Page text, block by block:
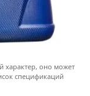
характер, оно может
спецификаций